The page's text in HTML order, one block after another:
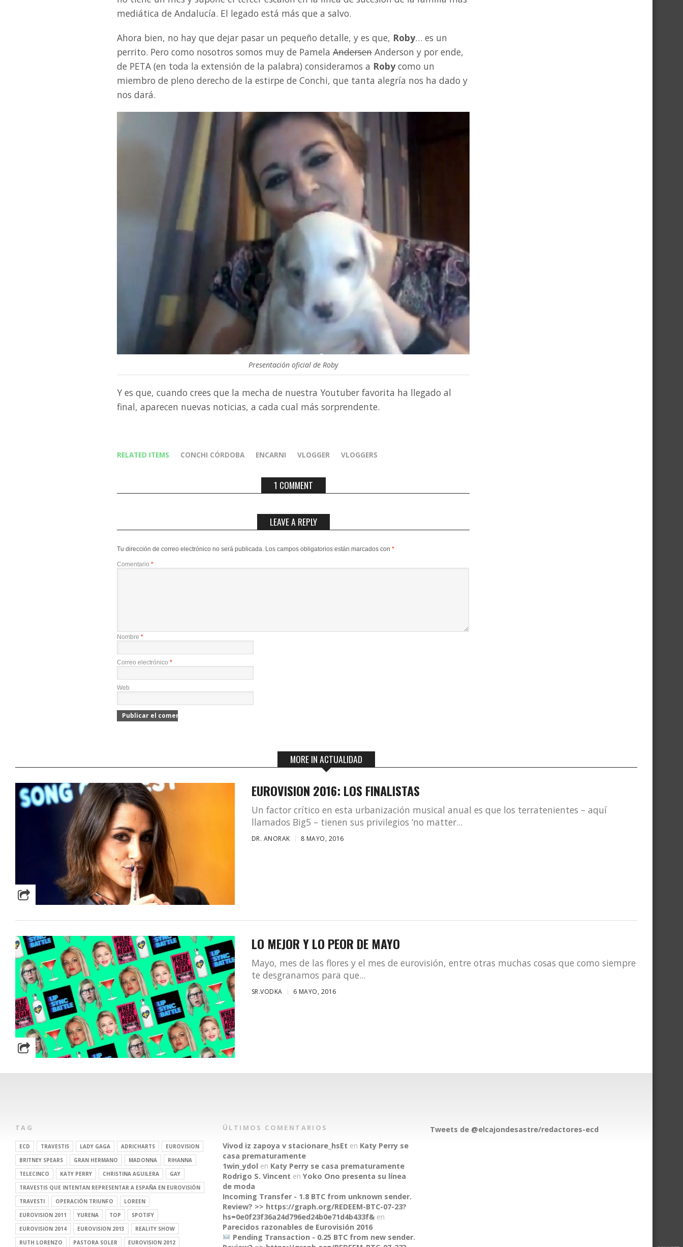
mediática de Andalucía. El legado está más que a salvo.
Ahora bien, no hay que dejar pasar un pequeño detalle, y es que, Roby… es un
perrito. Pero como nosotros somos muy de Pamela Andersen Anderson y por ende,
de PETA (en toda la extensión de la palabra) consideramos a Robycomo un
miembro de pleno derecho de la estirpe de Conchi, que tanta alegría nos ha dado y
nos dará.
Presentación oficial de Roby
Y es que, cuando crees que la mecha de nuestra Youtuber favorita ha llegado al
final, aparecen nuevas noticias, a cada cual más sorprendente.
RELATED ITEMS CONCHI CÓRDOBA ENCARNI VLOGGER VLOGGERS
1 COMMENT
LEAVE A REPLY
Tu dirección de correo electrónico no será publicada. Los campos obligatorios están marcados con *
Comentario *
Nombre *
Correo electrónico *
Web
MORE IN ACTUALIDAD
EUROVISION 2016: LOS FINALISTAS
Un factor crítico en esta urbanización musical anual es que los terratenientes – aquí
llamados Big5 – tienen sus privilegios ‘no matter...
DR. ANORAK 8 MAYO, 2016
LO MEJOR Y LO PEOR DE MAYO
Mayo, mes de las flores y el mes de eurovisión, entre otras muchas cosas que como siempre
te desgranamos para que...
SR.VODKA 6 MAYO, 2016
TAG
ECD TRAVESTIS LADY GAGA ADRICHARTS
EUROVISION
BRITNEY SPEARS
GRAN HERMANO MADONNA
RIHANNA
TELECINCO
KATY PERRY CHRISTINA AGUILERA
GAY
TRAVESTIS QUE INTENTAN REPRESENTAR A ESPAÑA EN EUROVISIÓN
TRAVESTI
OPERACIÓN TRIUNFO
LOREEN
EUROVISION 2011
YURENA TOP
SPOTIFY
EUROVISION 2014
EUROVISION 2013
REALITY SHOW
RUTH LORENZO
PASTORA SOLER EUROVISION 2012
ÚLTIMOS COMENTARIOS
Vivod iz zapoya v stacionare_hsEt en Katy Perry se
casa prematuramente
1win_ydolen Katy Perry se casa prematuramente
Rodrigo S. Vincent en Yoko Ono presenta su línea
de moda
Incoming Transfer - 1.8 BTC from unknown sender.
Review? >> https://graph.org/REDEEM-BTC-07-23?
hs=0e0f23f36a24d796ed24b0e71d4b433f&en
Parecidos razonables de Eurovisión 2016
Pending Transaction - 0.25 BTC from new sender.
Tweets de @elcajondesastre/redactores-ecd